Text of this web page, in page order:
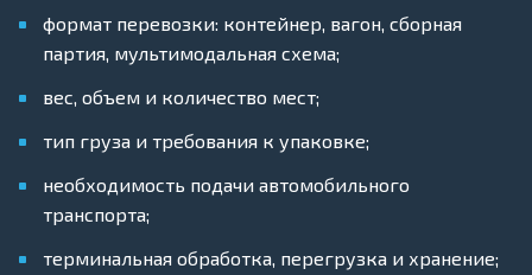
формат перевозки: контейнер, вагон, сборная
партия, мультимодальная схема;
вес, объем и количество мест;
тип груза и требования к упаковке;
необходимость подачи автомобильного
транспорта;
терминальная обработка, перегрузка и хранение;